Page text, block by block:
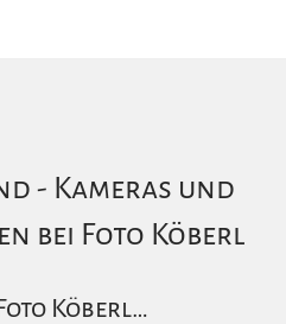
- Kameras und
bei Foto Köberl
Köberl…